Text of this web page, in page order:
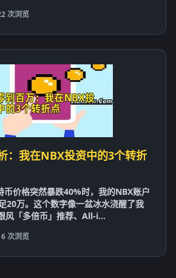
次浏览
：我在NBX投资中的3个转折
币价格突然暴跌40%时，我的NBX账户
20万。这个数字像一盆冰水浇醒了我
「多倍币」推荐、All-i...
次浏览